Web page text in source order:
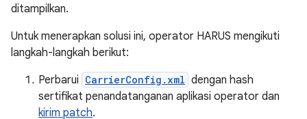
ditampilkan.
Untuk menerapkan solusi ini, operator HARUS mengikuti
langkah-langkah berikut:
Perbarui CarrierConfig.xml dengan hash
sertifikat penandatanganan aplikasi operator dan
kirim patch.